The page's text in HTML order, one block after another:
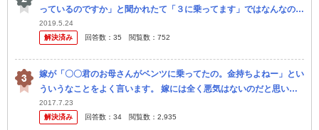
っているのですか」と聞かれたて「３に乗ってます」ではなんなので
すかて感じなのでは。 クルマの車名はやっぱしアクセラみたいな固
有名詞の...
2019.5.24
解決済み
回答数： 35 閲覧数： 752
嫁が「〇〇君のお母さんがベンツに乗ってたの。金持ちよねー」とい
ういうなことをよく言います。 嫁には全く悪気はないのだと思いま
すが、ベンツと言ってもCクラスだし、家も賃貸マンション だし、絶
対そ...
2017.7.23
解決済み
回答数： 34 閲覧数： 2,935